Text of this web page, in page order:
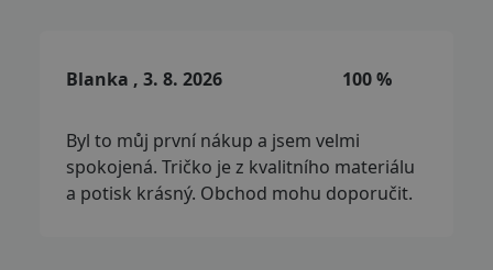
Blanka , 3. 8. 2026 100 %
Byl to můj první nákup a jsem velmi
spokojená. Tričko je z kvalitního materiálu
a potisk krásný. Obchod mohu doporučit.